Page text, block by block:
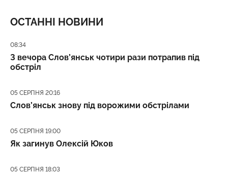
ОСТАННІ НОВИНИ
Дата публікації
08:34
З вечора Слов’янськ чотири рази потрапив під
обстріл
Дата публікації
05 СЕРПНЯ 20:16
Слов’янськ знову під ворожими обстрілами
Дата публікації
05 СЕРПНЯ 19:00
Як загинув Олексій Юков
Дата публікації
05 СЕРПНЯ 18:03